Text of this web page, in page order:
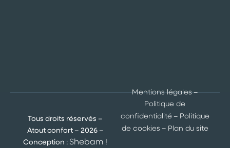
Tous droits réservés –
Atout confort – 2026 –
Conception : Shebam !
Mentions légales–
Politique de
confidentialité– Politique
de cookies – Plan du site